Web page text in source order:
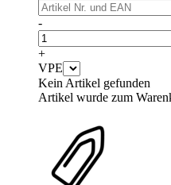
-
+
VPE
Kein Artikel gefunden
Artikel wurde zum